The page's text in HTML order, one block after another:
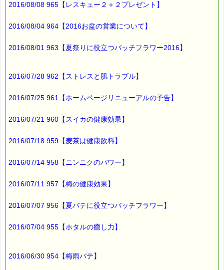
お客様からのご投稿もお待ちしております。
*****@pass-thyme.com
■メルマガ読者だけの eクーポン券 プレゼント
ｅクーポン：****-******
タイプ ：くじタイプ
バッチフラワーレメディ・レスキュークリーム１本当毎に
200円（1等）～50円（3等）の範囲内で割引きになります。
当たる確率は（1等：5% 2等：10% 3等：85%）です。
※バッチフラワー関連商品・関連書籍、セット商品は対象外で
す。
す。
※携帯サイトではご利用いただけません。
詳しくは下記サイトをご覧ください。
レゼント
応募など）していただいたお客様だけにお届けする限定配信メー
2016/08/08 965【レスキュー２＋２プレゼント】
2016/08/04 964【2016お盆の営業について】
2016/08/01 963【夏祭りに役立つバッチフラワー2016】
2016/07/28 962【ストレスと肌トラブル】
2016/07/25 961【ホームページリニューアルの予告】
2016/07/21 960【スイカの健康効果】
2016/07/18 959【麦茶は健康飲料】
2016/07/14 958【ニンニクのパワー】
2016/07/11 957【梅の健康効果】
2016/07/07 956【夏バテに役立つバッチフラワー】
2016/07/04 955【ホタルの癒し力】
2016/06/30 954【梅雨バテ】